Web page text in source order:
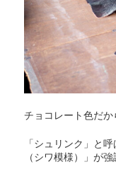
チョコレート色だ
「シュリンク」と
（シワ模様）」が